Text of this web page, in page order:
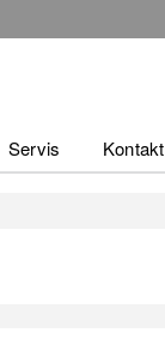
Servis Kontakt